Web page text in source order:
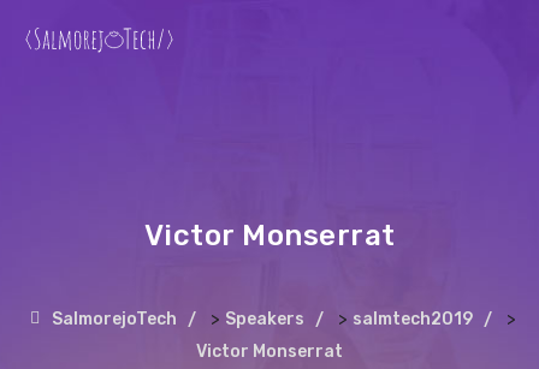
Victor Monserrat
SalmorejoTech > Speakers > salmtech2019 >
Victor Monserrat